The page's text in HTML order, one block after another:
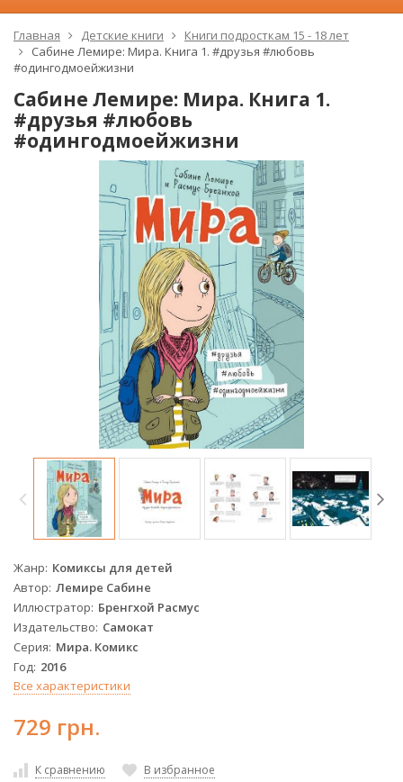
Главная Детские книги
Книги подросткам 15 - 18 лет
Сабине Лемире: Мира. Книга 1. #друзья #любовь
#одингодмоейжизни
Сабине Лемире: Мира. Книга 1.
#друзья #любовь
#одингодмоейжизни
Жанр Комиксы для детей
Автор Лемире Сабине
Иллюстратор Бренгхой Расмус
Издательство Самокат
Серия Мира. Комикс
Год 2016
Все характеристики
729 грн.
К сравнению В избранное